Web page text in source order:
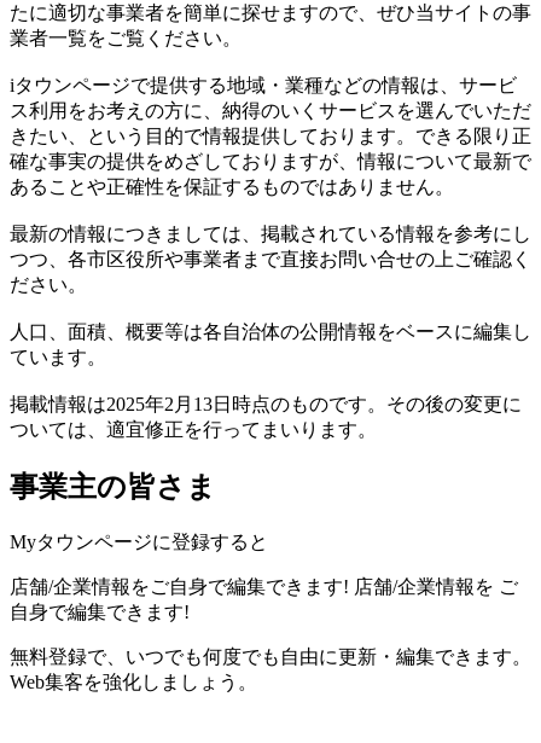
たに適切な事業者を簡単に探せますので、ぜひ当サイトの事
業者一覧をご覧ください。
iタウンページで提供する地域・業種などの情報は、サービ
ス利用をお考えの方に、納得のいくサービスを選んでいただ
きたい、という目的で情報提供しております。できる限り正
確な事実の提供をめざしておりますが、情報について最新で
あることや正確性を保証するものではありません。
最新の情報につきましては、掲載されている情報を参考にし
つつ、各市区役所や事業者まで直接お問い合せの上ご確認く
ださい。
人口、面積、概要等は各自治体の公開情報をベースに編集し
ています。
掲載情報は2025年2月13日時点のものです。その後の変更に
ついては、適宜修正を行ってまいります。
事業主の皆さま
Myタウンページに登録すると
店舗/企業情報をご自身で編集できます! 店舗/企業情報を ご
自身で編集できます!
無料登録で、いつでも何度でも自由に更新・編集できます。
Web集客を強化しましょう。